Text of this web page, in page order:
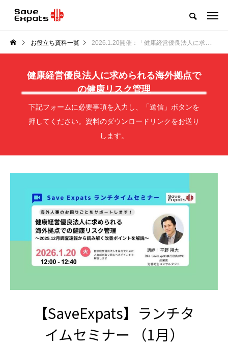
お役立ち資料一覧 2026.1.20開催：「健康経営優良法人に求められる海外拠点での健康リスク管理」
健康経営優良法人に求められる海外拠点で
の健康リスク管理
下記フォームに必要事項を入力し、「送信」ボタンを
押してください。資料のダウンロードリンクをお送り
します。